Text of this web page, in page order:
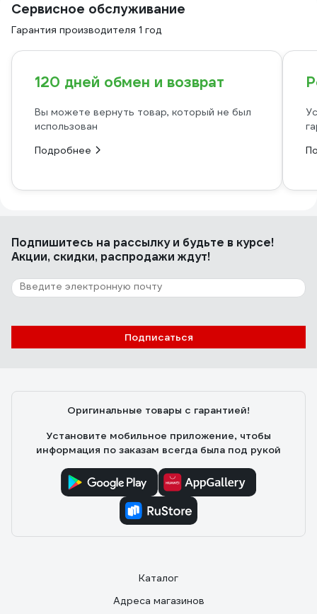
Сервисное обслуживание
Гарантия производителя 1 год
120 дней обмен и возврат
Вы можете вернуть товар, который не был
использован
Подробнее
Подпишитесь на рассылкуи будьте в курсе!
Акции, скидки, распродажи ждут!
Подписаться
Оригинальные товары с гарантией!
Установите мобильное приложение, чтобы
информация по заказам всегда была под рукой
Каталог
Адреса магазинов